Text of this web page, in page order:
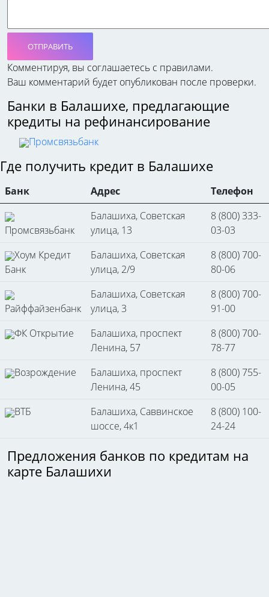
ОТПРАВИТЬ
Комментируя, вы соглашаетесь c правилами.
Ваш комментарий будет опубликован после проверки.
Банки в Балашихе, предлагающие
кредиты на рефинансирование
Промсвязьбанк
Где получить кредит в Балашихе
Банк Адрес Телефон
Промсвязьбанк
Балашиха, Советская
улица, 13
8 (800) 333-
03-03
Хоум Кредит
Банк
Балашиха, Советская
улица, 2/9
8 (800) 700-
80-06
Райффайзенбанк
Балашиха, Советская
улица, 3
8 (800) 700-
91-00
ФК Открытие
Балашиха, проспект
Ленина, 57
8 (800) 700-
78-77
Возрождение
Балашиха, проспект
Ленина, 45
8 (800) 755-
00-05
ВТБ
Балашиха, Саввинское
шоссе, 4к1
8 (800) 100-
24-24
Предложения банков по кредитам на
карте Балашихи